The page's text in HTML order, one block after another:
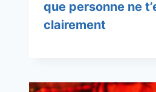
que personne ne
clairement